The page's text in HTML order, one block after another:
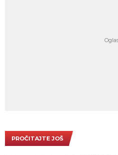
PROČITAJTE JOŠ